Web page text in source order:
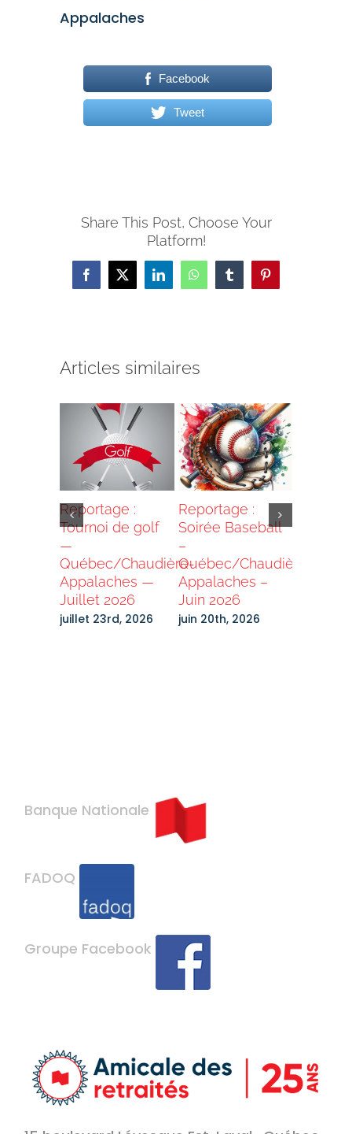
Appalaches
Facebook
Tweet
Share This Post, Choose Your
Platform!
Facebook
X LinkedInWhatsAppTumblrPinterest
Articles similaires
Reportage :
Tournoi de golf
—
Québec/Chaudière-
Appalaches —
Juillet 2026
juillet 23rd, 2026
Reportage :
Soirée Baseball
–
Québec/Chaudière-
Appalaches –
Juin 2026
juin 20th, 2026
Banque Nationale
FADOQ
Groupe Facebook